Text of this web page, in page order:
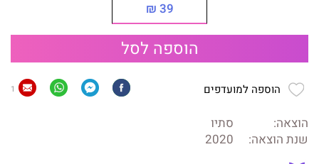
39 ₪
הוספה לסל
הוספה למועדפים 1
הוצאה:
סתיו
שנת הוצאה:
2020